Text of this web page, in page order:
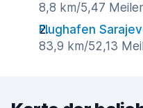
8,8 km/5,47
Flughafen
83,9 km/52,13